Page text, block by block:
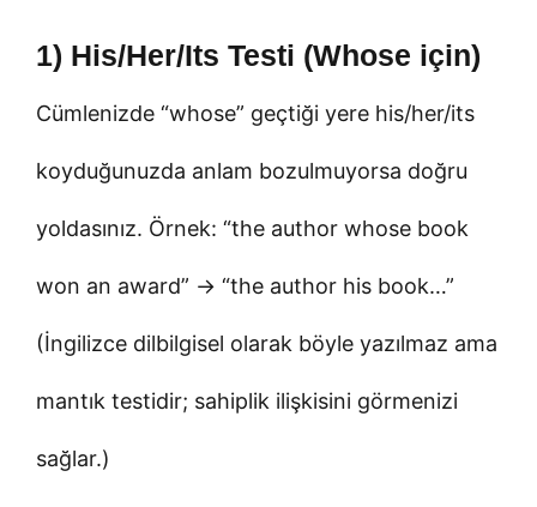
1) His/Her/Its Testi (Whose için)
Cümlenizde “whose” geçtiği yere his/her/its
koyduğunuzda anlam bozulmuyorsa doğru
yoldasınız. Örnek: “the author whose book
won an award” → “the author his book…”
(İngilizce dilbilgisel olarak böyle yazılmaz ama
mantık testidir; sahiplik ilişkisini görmenizi
sağlar.)